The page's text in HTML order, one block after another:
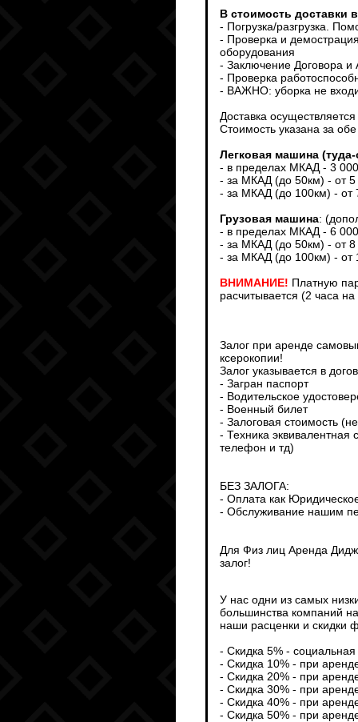
В стоимость доставки
- Погрузка/разгрузка.
- Проверка и
оборудования
- Заключение Договора и
- Проверка
- ВАЖНО: уборка не
Доставка
Стоимость указана за
Легковая машина
- в пределах МКАД - 3
- за МКАД (до 50км) - от 5
- за МКАД (до 100км) - от
Грузовая машина:
- в пределах МКАД - 6
- за МКАД (до 50км) - от 8
- за МКАД (до 100км) - от
ВНИМАНИЕ! Платную
расчитывается (2 часа
Залог при аренде
ксерокопии!
Залог указывается в
- Загран паспорт
- Водительское
- Военный билет
- Залоговая стоимость
- Техника эквивалентная
телефон и тд)
БЕЗ ЗАЛОГА:
- Оплата как
- Обслуживание нашим
Для Физ лиц Аренда
залог!
У нас одни из самых
большинства компаний
наши расценки и скидки
- Скидка 5% -
- Скидка 10% - при
- Скидка 20% - при
- Скидка 30% - при
- Скидка 40% - при
- Скидка 50% - при